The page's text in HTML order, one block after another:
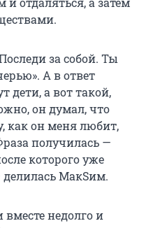
за собой. Ты
А в ответ
дети, а вот такой,
он думал, что
как он меня любит,
получилась —
которого уже
МакSим.
недолго и